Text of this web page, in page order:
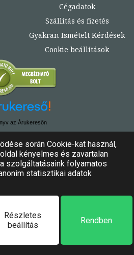
Cégadatok
Szállítás és fizetés
Gyakran Ismételt Kérdések
Cookie beállítások
az Árukeresőn
jog fenntartva!